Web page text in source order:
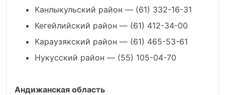
Канлыкульский район — (61) 332-16-31
Кегейлийский район — (61) 412-34-00
Караузякский район — (61) 465-53-61
Нукусский район — (55) 105-04-70
Андижанская область